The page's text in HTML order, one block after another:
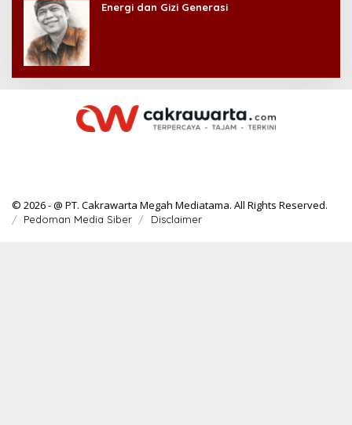
Energi dan Gizi Generasi
© 2026 - @ PT. Cakrawarta Megah Mediatama. All Rights Reserved.
Pedoman Media Siber Disclaimer